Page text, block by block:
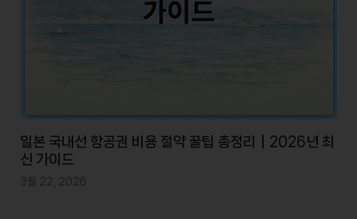
일본 국내선 항공권 비용 절약 꿀팁 총정리｜2026년 최
신 가이드
3월 22, 2026